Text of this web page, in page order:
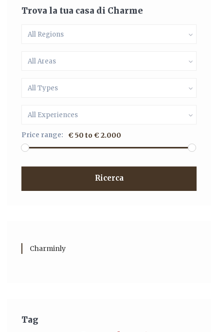
Trova la tua casa di Charme
All Regions
All Areas
All Types
All Experiences
Price range: € 50 to € 2.000
Ricerca
Charminly
Tag